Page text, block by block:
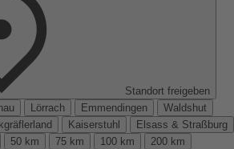
Standort freigeben
Lörrach Emmendingen
Waldshut
Kaiserstuhl
Elsass & Straßburg
50 km 75 km 100 km
200 km